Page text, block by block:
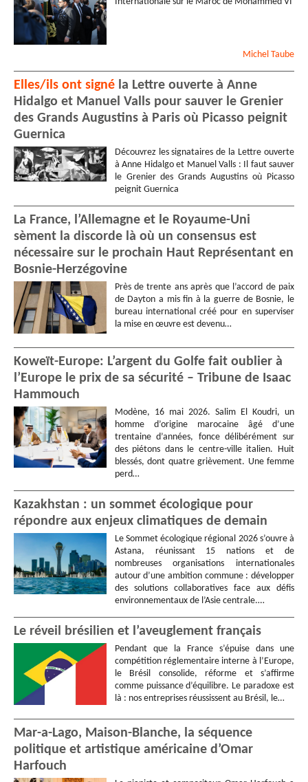
Michel Taube
Elles/ils ont signé la Lettre ouverte à Anne
Hidalgo et Manuel Valls pour sauver le Grenier
des Grands Augustins à Paris où Picasso peignit
Guernica
Découvrez les signataires de la Lettre ouverte
à Anne Hidalgo et Manuel Valls : Il faut sauver
le Grenier des Grands Augustins où Picasso
peignit Guernica
La France, l’Allemagne et le Royaume-Uni
sèment la discorde là où un consensus est
nécessaire sur le prochain Haut Représentant en
Bosnie-Herzégovine
Près de trente ans après que l’accord de paix
de Dayton a mis fin à la guerre de Bosnie, le
bureau international créé pour en superviser
la mise en œuvre est devenu…
Koweït-Europe: L’argent du Golfe fait oublier à
l’Europe le prix de sa sécurité – Tribune de Isaac
Hammouch
Modène, 16 mai 2026. Salim El Koudri, un
homme d’origine marocaine âgé d’une
trentaine d’années, fonce délibérément sur
des piétons dans le centre-ville italien. Huit
blessés, dont quatre grièvement. Une femme
perd…
Kazakhstan : un sommet écologique pour
répondre aux enjeux climatiques de demain
Le Sommet écologique régional 2026 s’ouvre à
Astana, réunissant 15 nations et de
nombreuses organisations internationales
autour d’une ambition commune : développer
des solutions collaboratives face aux défis
environnementaux de l’Asie centrale.…
Le réveil brésilien et l’aveuglement français
Pendant que la France s’épuise dans une
compétition réglementaire interne à l’Europe,
le Brésil consolide, réforme et s’affirme
comme puissance d’équilibre. Le paradoxe est
là : nos entreprises réussissent au Brésil, le…
Mar-a-Lago, Maison-Blanche, la séquence
politique et artistique américaine d’Omar
Harfouch